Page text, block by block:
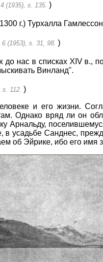
(1935), s. 135. )
г.) Турхалла
(1953), s. 31, 98. )
нас в списках XIV в.,
Винланд".
s. 112. )
и его жизни.
Однако вряд ли он
Арнальду,
в усадьбе Санднес,
об Эйрике, ибо его имя